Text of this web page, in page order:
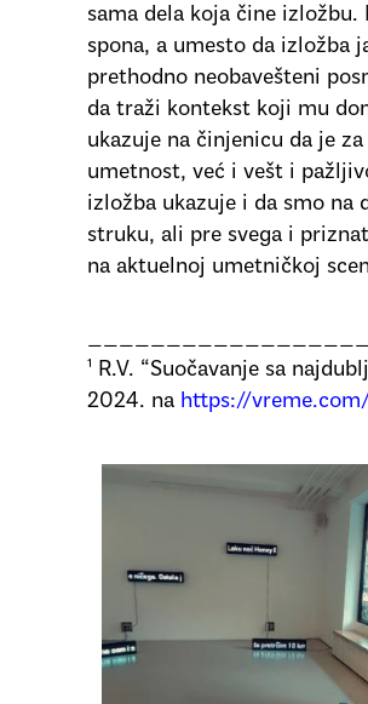
sama dela koja čine
spona, a umesto da izložba
prethodno neobavešteni
da traži kontekst koji mu
ukazuje na činjenicu da je
umetnost, već i vešt i
izložba ukazuje i da smo
struku, ali pre svega i
na aktuelnoj umetničkoj
¹ R.V. “Suočavanje sa
2024. na https://